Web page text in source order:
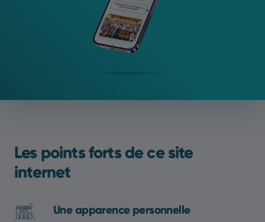
Les points forts de ce site
internet
Une apparence personnelle